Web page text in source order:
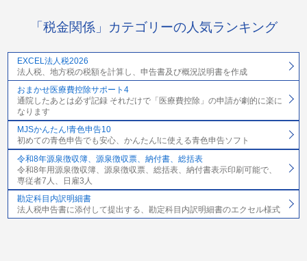
「税金関係」カテゴリーの人気ランキング
EXCEL法人税2026
法人税、地方税の税額を計算し、申告書及び概況説明書を作成
おまかせ医療費控除サポート4
通院したあとは必ず記録 それだけで「医療費控除」の申請が劇的に楽に
なります
MJSかんたん!青色申告10
初めての青色申告でも安心、かんたん!に使える青色申告ソフト
令和8年源泉徴収簿、源泉徴収票、納付書、総括表
令和8年用源泉徴収簿、源泉徴収票、総括表、納付書表示印刷可能で、
専従者7人、日雇3人
勘定科目内訳明細書
法人税申告書に添付して提出する、勘定科目内訳明細書のエクセル様式